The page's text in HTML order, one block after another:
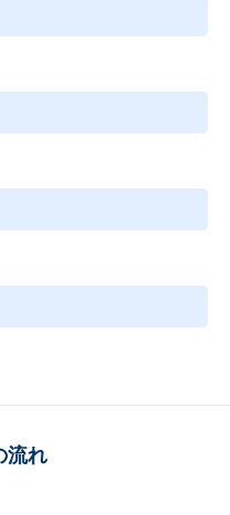
ートを確立させています。
デルとして「グッドデザイ
新規サービスの立ち上げを
流れ